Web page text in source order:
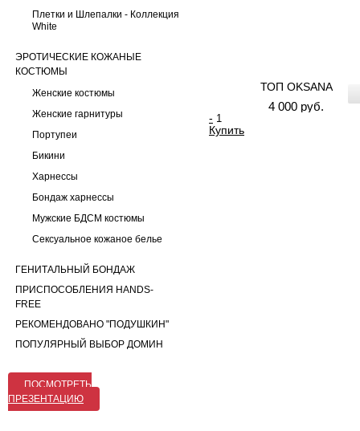
Плетки и Шлепалки - Коллекция
White
ЭРОТИЧЕСКИЕ КОЖАНЫЕ
КОСТЮМЫ
Женские костюмы
Женские гарнитуры
Портупеи
Бикини
Харнессы
Бондаж харнессы
Мужские БДСМ костюмы
Сексуальное кожаное белье
ГЕНИТАЛЬНЫЙ БОНДАЖ
ПРИСПОСОБЛЕНИЯ HANDS-
FREE
РЕКОМЕНДОВАНО "ПОДУШКИН"
ПОПУЛЯРНЫЙ ВЫБОР ДОМИН
ПОСМОТРЕТЬ
ПРЕЗЕНТАЦИЮ
ТОП OKSANA
4 000 руб.
-
Купить